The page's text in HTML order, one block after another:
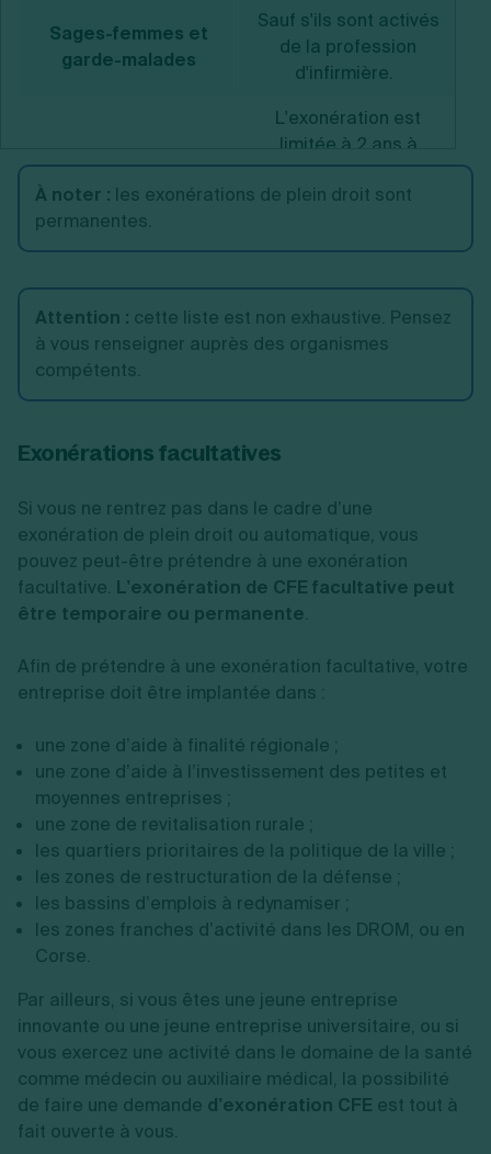
Sages-femmes et
garde-malades
Sauf s'ils sont activés
de la profession
d'infirmière.
L'exonération est
limitée à 2 ans à
compter du début
d'activité.
Professeurs de
lettres, sciences et
arts d'agrément et
instituteurs primaires
enseignements
personnellement, soit à
domicile, soit dans un
d'enseigne et ne
aménagement spécial.
Artistes
Comme les peintres,
sculpteurs, graveurs et
dessinateurs ne
vendent que le produit
de leur art.
Mais aussi
dramatiques.
Activité de presse
Éditeurs de
périodiques, services
de presse en ligne,
spécialisés.
Activité du spectacle
Auteurs, compositeurs,
chorégraphes, etc.
auteurs
d'art ou de droit
d'auteur.
Activité de location
ou de sous-location
Lorsque le chiffre
À noter : les exonérations de plein droit sont
permanentes.
Attention : cette liste est non exhaustive. Pensez
à vous renseigner auprès des organismes
compétents.
Exonérations facultatives
Si vous ne rentrez pas dans le cadre d’une
exonération de plein droit ou automatique, vous
pouvez peut-être prétendre à une exonération
facultative. L’exonération de CFE facultative peut
être temporaire ou permanente.
Afin de prétendre à une exonération facultative, votre
entreprise doit être implantée dans :
une zone d’aide à finalité régionale ;
une zone d’aide à l’investissement des petites et
moyennes entreprises ;
une zone de revitalisation rurale ;
les quartiers prioritaires de la politique de la ville ;
les zones de restructuration de la défense ;
les bassins d’emplois à redynamiser ;
les zones franches d’activité dans les DROM, ou en
Corse.
Par ailleurs, si vous êtes une jeune entreprise
innovante ou une jeune entreprise universitaire, ou si
vous exercez une activité dans le domaine de la santé
comme médecin ou auxiliaire médical, la possibilité
de faire une demande d’exonération CFE est tout à
fait ouverte à vous.